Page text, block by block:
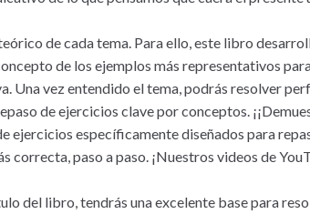
de cada tema. Para ello, este libro
de los ejemplos más representativos
Una vez entendido el tema, podrás resolver
de ejercicios clave por conceptos.
ejercicios específicamente diseñados para
correcta, paso a paso. ¡Nuestros videos de
del libro, tendrás una excelente base para